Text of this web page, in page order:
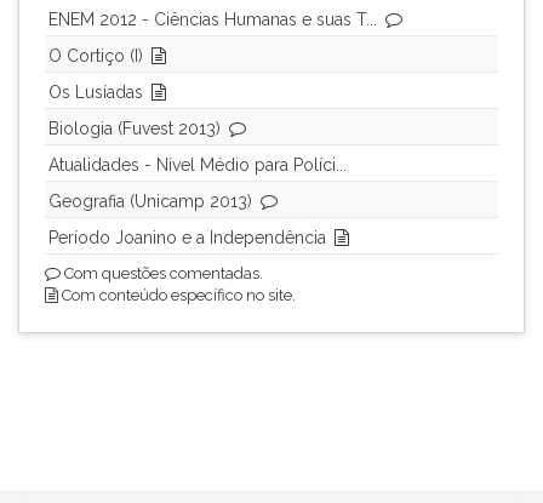
ENEM 2012 - Ciências Humanas e suas T...
O Cortiço (I)
Os Lusíadas
Biologia (Fuvest 2013)
Atualidades - Nível Médio para Políci...
Geografia (Unicamp 2013)
Período Joanino e a Independência
Com questões comentadas.
Com conteúdo específico no site.